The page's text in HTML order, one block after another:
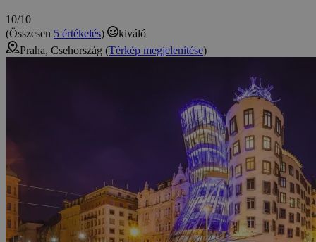
10/10
(Összesen 5 értékelés)
kiváló
Praha, Csehország (Térkép megjelenítése)